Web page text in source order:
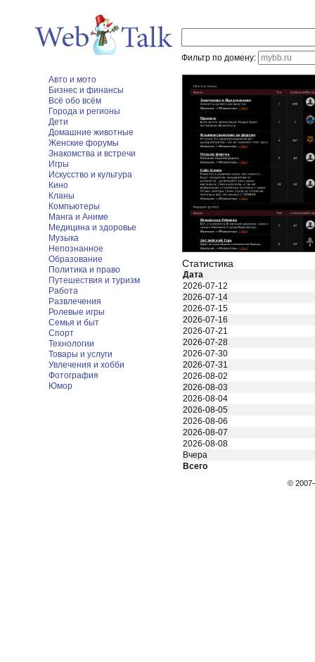
Фильтр по домену:
Авто и мото
Бизнес и финансы
Всё обо всём
Города и регионы
Дети
Домашние животные
Женские форумы
Знакомства и встречи
Игры
Искусство и культура
Кино
Кланы
Компьютеры
Манга и Аниме
Медицина и здоровье
Музыка
Непознанное
Образование
Политика и право
Путешествия и туризм
Работа
Развлечения
Ролевые игры
Семья и быт
Спорт
Технологии
Товары и услуги
Увлечения и хобби
Фотография
Юмор
Статистика
Дата
2026-07-12
2026-07-14
2026-07-15
2026-07-16
2026-07-21
2026-07-28
2026-07-30
2026-07-31
2026-08-02
2026-08-03
2026-08-04
2026-08-05
2026-08-06
2026-08-07
2026-08-08
Вчера
Всего
©